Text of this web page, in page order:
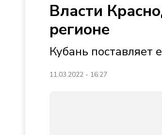
Власти
регионе
Кубань поставляет
11.03.2022 - 16:27